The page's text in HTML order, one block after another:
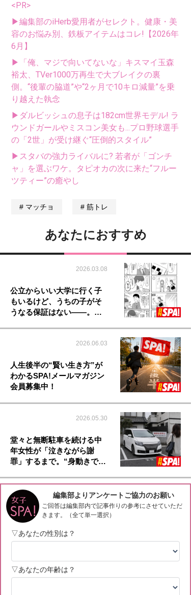
<PR>
▶編集部のiHerb愛用者がセレクト。健康・美
容のお悩み別、鉄板アイテムはコレ!【2026年
6月】
▶「俺、マジで向いてないな」キスマイ玉森
裕太、TVer1000万再生で大ブレイクの裏
側。“後輩の脇道”や“2ヶ月で10キロ減量”を乗
り越えた執念
▶ダルビッシュの息子は182cm世界モデル! ラ
ウンドガールやミスコン美女も...プロ野球選手
の「2世」が受け継ぐ“圧倒的スタイル”
▶スタバの強力ライバルに? 若者が「ゴンチ
ャ」を選ぶワケ。タピオカの次に来た“フルー
ツティー”の癒やし
マッチョ 筋トレ
あなたにおすすめ
2026.03.08
公立からいい大学に行く子
もいるけど、うちの子がそ
うなる保証はない――。…
2026.06.03
人生後半の“賢い生き方”が
わかるSPA!メールマガジン
会員募集中！
2026.05.30
堂々と無断駐車を続ける中
年女性が「泣きながら謝
罪」するまで。“身動きで…